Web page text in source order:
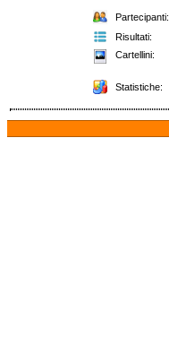
Partecipanti:
Risultati:
Cartellini:
Statistiche: